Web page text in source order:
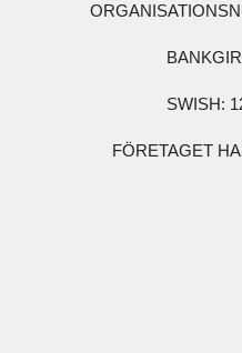
SWISH:
FÖRETAGET